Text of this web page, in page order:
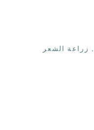
, زراعة الشعر